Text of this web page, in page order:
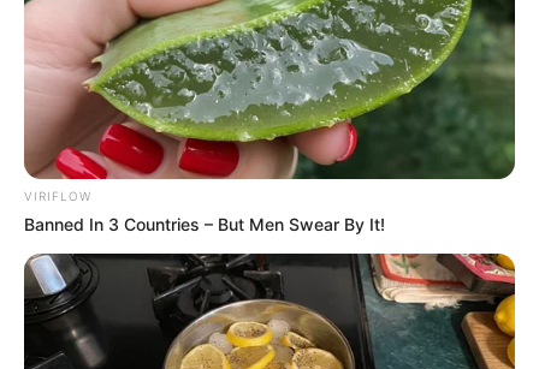
VIRIFLOW
Banned In 3 Countries – But Men Swear By It!